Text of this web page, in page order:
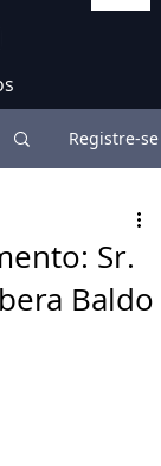
Registre-se
Sr.
Baldo